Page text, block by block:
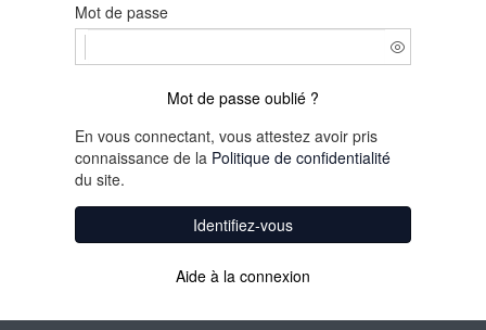
Mot de passe
Mot de passe oublié ?
En vous connectant, vous attestez avoir pris
connaissance de la Politique de confidentialité
du site.
Identifiez-vous
Aide à la connexion